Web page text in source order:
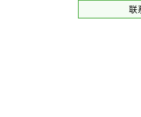
联